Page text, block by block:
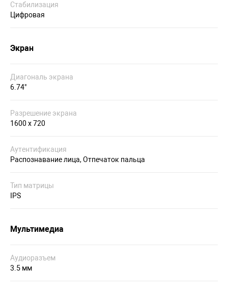
Стабилизация
Цифровая
Экран
Диагональ экрана
6.74"
Разрешение экрана
1600 x 720
Аутентификация
Распознавание лица, Отпечаток пальца
Тип матрицы
IPS
Мультимедиа
Аудиоразъем
3.5 мм